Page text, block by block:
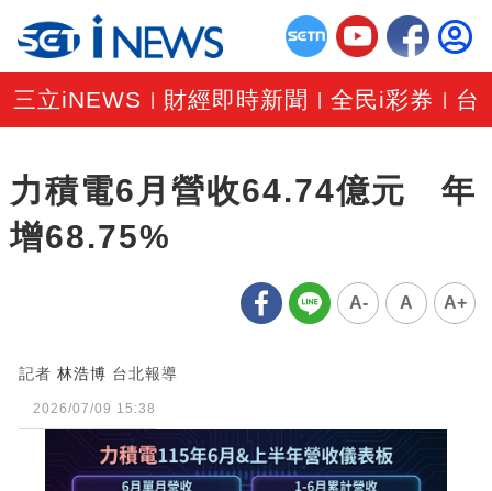
三立iNEWS 財經即時新聞 |全民i彩券 台
力積電6月營收64.74億元 年
增68.75%
A- A A+
記者 林浩博 台北報導
2026/07/09 15:38